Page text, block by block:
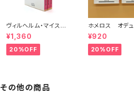
ヴィルヘルム・マイスタ
ーの遍歴時代 (上)(中)
(下)（岩波文庫）
¥1,360
20%OFF
ホメロス オデュ
ア(上)(下) （岩波
¥920
20%OFF
その他の商品